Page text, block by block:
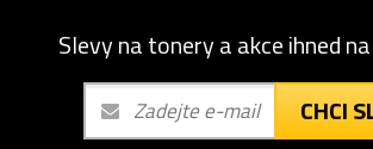
Slevy na tonery a akce ihned
CHCI